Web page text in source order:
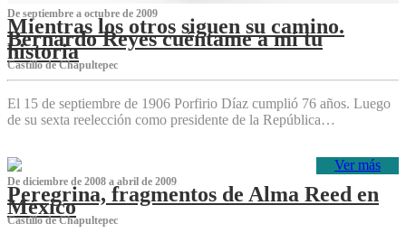
De septiembre a octubre de 2009
Mientras los otros siguen su camino.
Bernardo Reyes cuéntame a mí tu
historia
Castillo de Chapultepec
El 15 de septiembre de 1906 Porfirio Díaz cumplió 76 años. Luego
de su sexta reelección como presidente de la República…
Ver más
De diciembre de 2008 a abril de 2009
Peregrina, fragmentos de Alma Reed en
México
Castillo de Chapultepec